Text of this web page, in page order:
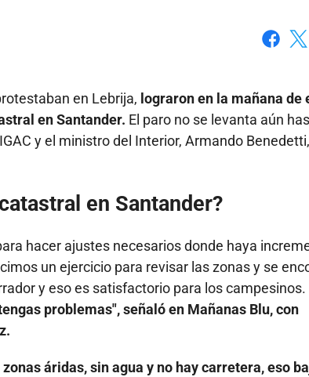
en Lebrija, lograron en la mañana de
en Santander. El paro no se levanta aún
y el ministro del Interior, Armando
en Santander?
hacer ajustes necesarios donde haya
un ejercicio para revisar las zonas y se
y eso es satisfactorio para los campesinos.
problemas", señaló en Mañanas Blu, con
áridas, sin agua y no hay carretera, eso